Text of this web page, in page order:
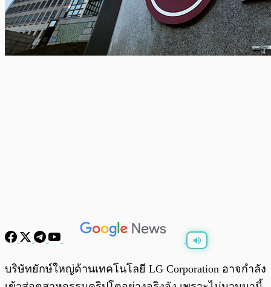
พร้อมเล่น
บริษัทยักษ์ใหญ่ด้านเทคโนโลยี LG Corporation อาจกำลัง